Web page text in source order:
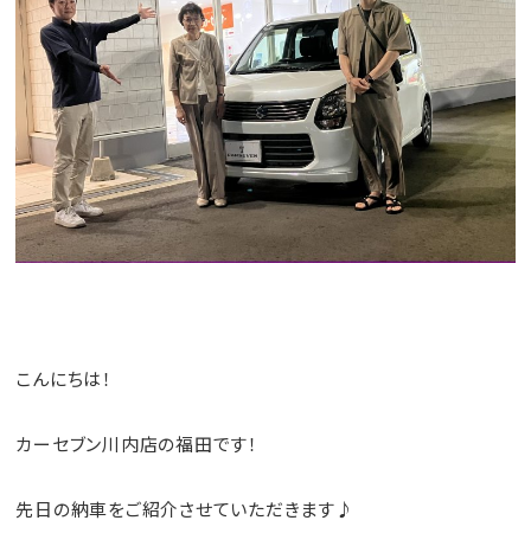
こんにちは！
カーセブン川内店の福田です！
先日の納車をご紹介させていただきます♪